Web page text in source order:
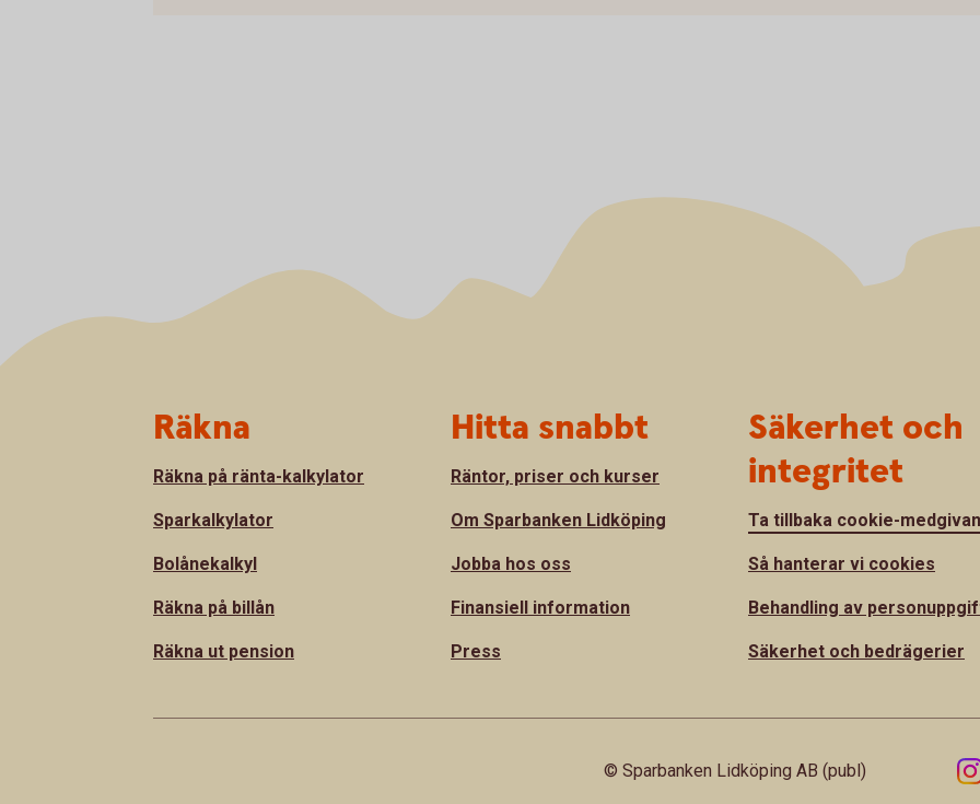
Räkna
Räkna på ränta-kalkylator
Sparkalkylator
Bolånekalkyl
Räkna på billån
Räkna ut pension
Hitta snabbt
Räntor, priser och kurser
Om Sparbanken Lidköping
Jobba hos oss
Finansiell information
Press
Säkerhet och
integritet
Ta tillbaka cookie-
Så hanterar vi cookies
Behandling av
Säkerhet och bedrägerier
© Sparbanken Lidköping AB (publ)